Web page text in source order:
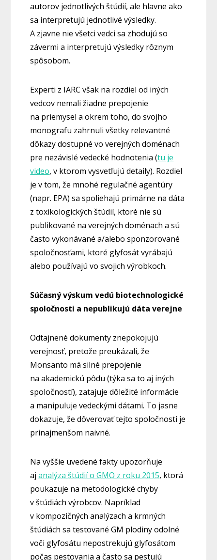
autorov jednotlivých štúdií, ale hlavne ako
sa interpretujú jednotlivé výsledky.
A zjavne nie všetci vedci sa zhodujú so
závermi a interpretujú výsledky rôznym
spôsobom.
Experti z IARC však na rozdiel od iných
vedcov nemali žiadne prepojenie
na priemysel a okrem toho, do svojho
monografu zahrnuli všetky relevantné
dôkazy dostupné vo verejných doménach
pre nezávislé vedecké hodnotenia (tu je
video, v ktorom vysvetľujú detaily). Rozdiel
je v tom, že mnohé regulačné agentúry
(napr. EPA) sa spoliehajú primárne na dáta
z toxikologických štúdií, ktoré nie sú
publikované na verejných doménach a sú
často vykonávané a/alebo sponzorované
spoločnosťami, ktoré glyfosát vyrábajú
alebo používajú vo svojich výrobkoch.
Súčasný výskum vedú biotechnologické
spoločnosti a nepublikujú dáta verejne
Odtajnené dokumenty znepokojujú
verejnosť, pretože preukázali, že
Monsanto má silné prepojenie
na akademickú pôdu (týka sa to aj iných
spoločností), zatajuje dôležité informácie
a manipuluje vedeckými dátami. To jasne
dokazuje, že dôverovať tejto spoločnosti je
prinajmenšom naivné.
Na vyššie uvedené fakty upozorňuje
ajanalýza štúdií o GMO z roku 2015, ktorá
poukazuje na metodologické chyby
v štúdiách výrobcov. Napríklad
v kompozičných analýzach a krmných
štúdiách sa testované GM plodiny odolné
voči glyfosátu nepostrekujú glyfosátom
počas pestovania a často sa pestujú